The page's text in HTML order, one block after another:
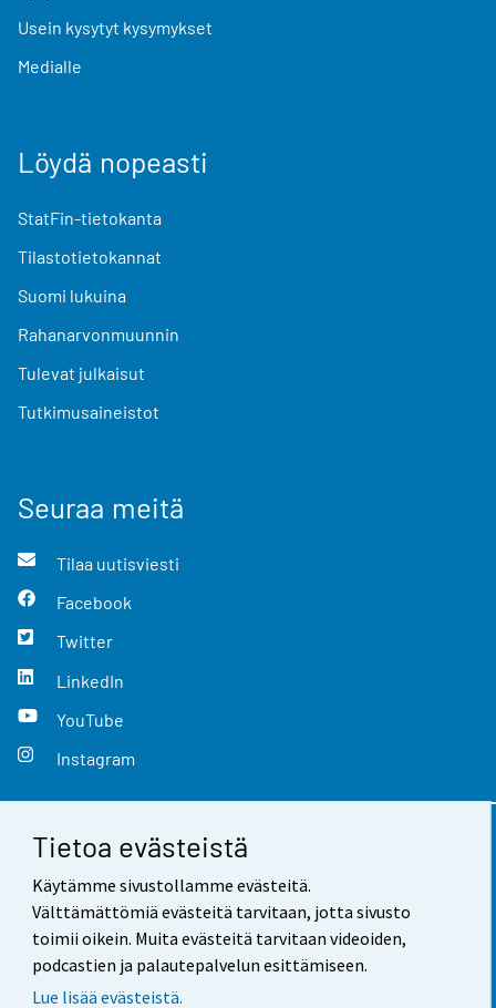
Tietoa evästeistä
Käytämme sivustollamme evästeitä.
Välttämättömiä evästeitä tarvitaan, jotta sivusto
toimii oikein. Muita evästeitä tarvitaan videoiden,
podcastien ja palautepalvelun esittämiseen.
Lue lisää evästeistä.
Usein kysytyt kysymykset
Medialle
Löydä nopeasti
StatFin-tietokanta
Tilastotietokannat
Suomi lukuina
Rahanarvonmuunnin
Tulevat julkaisut
Tutkimusaineistot
Seuraa meitä
Tilaa uutisviesti
Facebook
Twitter
LinkedIn
YouTube
Instagram
Yhteystiedot
Palaute
Käyttöehdot